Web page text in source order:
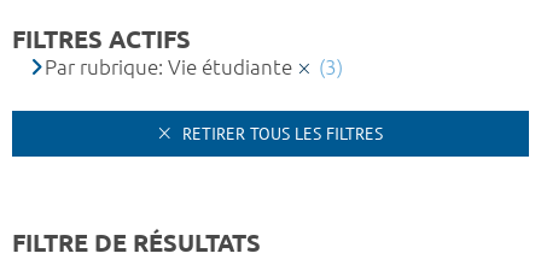
FILTRES ACTIFS
Par rubrique: Vie étudiante (3)
RETIRER TOUS LES FILTRES
FILTRE DE RÉSULTATS